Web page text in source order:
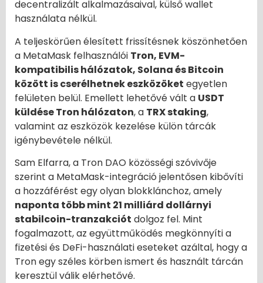
decentralizált alkalmazásaival, külső wallet
használata nélkül.
A teljeskörűen élesített frissítésnek köszönhetően
a MetaMask felhasználói Tron, EVM-
kompatibilis hálózatok, Solana és Bitcoin
között is cserélhetnek eszközöket egyetlen
felületen belül. Emellett lehetővé vált a USDT
küldése Tron hálózaton, a TRX staking,
valamint az eszközök kezelése külön tárcák
igénybevétele nélkül.
Sam Elfarra, a Tron DAO közösségi szóvivője
szerint a MetaMask-integráció jelentősen kibővíti
a hozzáférést egy olyan blokklánchoz, amely
naponta több mint 21 milliárd dollárnyi
stabilcoin-tranzakciót dolgoz fel. Mint
fogalmazott, az együttműködés megkönnyíti a
fizetési és DeFi-használati eseteket azáltal, hogy a
Tron egy széles körben ismert és használt tárcán
keresztül válik elérhetővé.